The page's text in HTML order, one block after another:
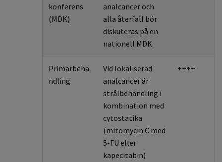
konferens
(MDK)
analcancer och
alla återfall bör
diskuteras på en
nationell MDK.
Primärbeha
ndling
Vid lokaliserad
analcancer är
strålbehandling i
kombination med
cytostatika
(mitomycin C med
5-FU eller
kapecitabin)
++++